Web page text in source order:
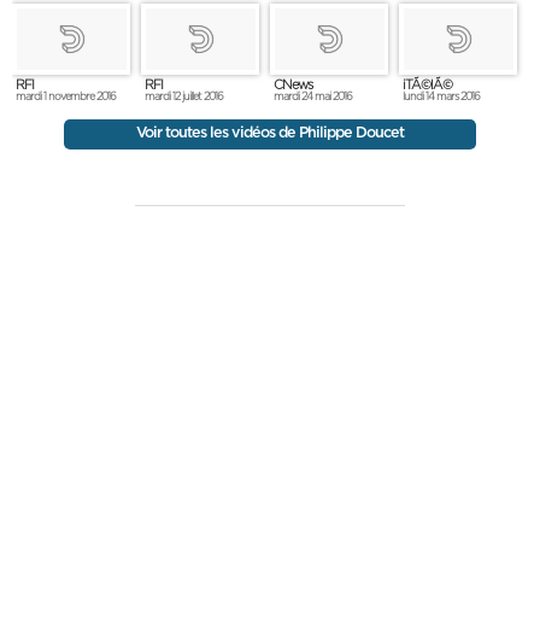
RFI
mardi 1 novembre 2016
RFI
mardi 12 juillet 2016
CNews
mardi 24 mai 2016
iTÃ©lÃ©
lundi 14 mars 2016
Voir toutes les vidéos de Philippe Doucet